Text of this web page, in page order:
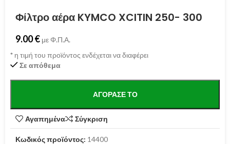
Φίλτρο αέρα KYMCO XCITIN 250- 300
9.00€ με Φ.Π.Α.
*η τιμή του προϊόντος ενδέχεται να διαφέρει
Σε απόθεμα
ΑΓΌΡΑΣΕ ΤΟ
Αγαπημένα Σύγκριση
Κωδικός προϊόντος: 14400